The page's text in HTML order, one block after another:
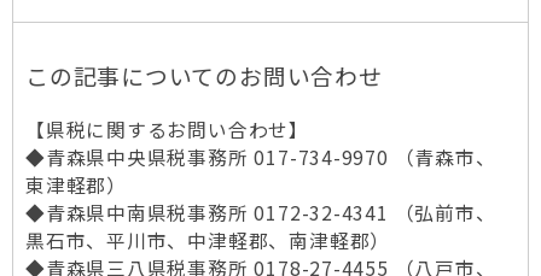
この記事についてのお問い合わせ
【県税に関するお問い合わせ】
◆青森県中央県税事務所 017-734-9970 （青森市、
東津軽郡）
◆青森県中南県税事務所 0172-32-4341 （弘前市、
黒石市、平川市、中津軽郡、南津軽郡）
◆青森県三八県税事務所 0178-27-4455 （八戸市、